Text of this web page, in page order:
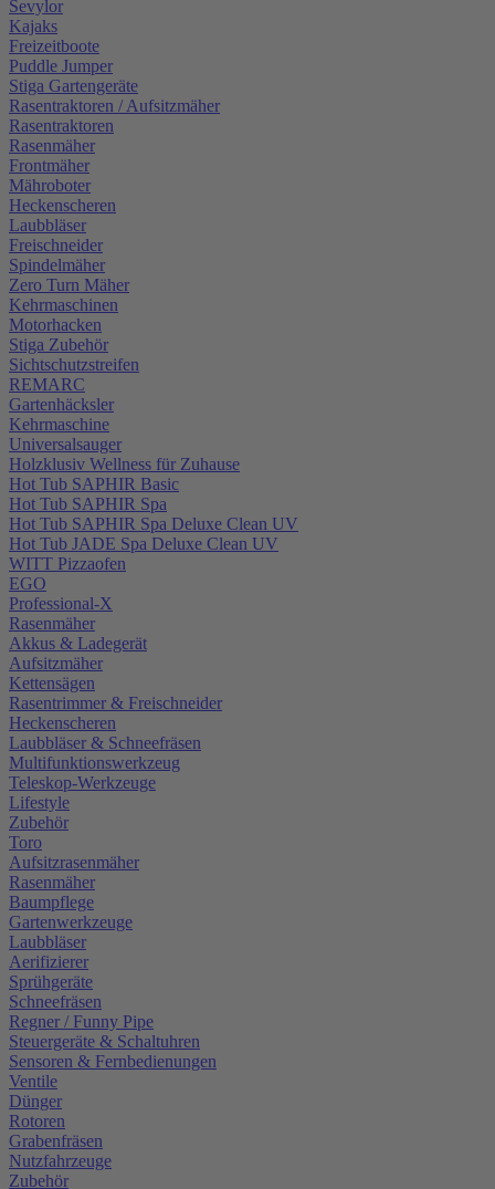
Sevylor
Kajaks
Freizeitboote
Puddle Jumper
Stiga Gartengeräte
Rasentraktoren / Aufsitzmäher
Rasentraktoren
Rasenmäher
Frontmäher
Mähroboter
Heckenscheren
Laubbläser
Freischneider
Spindelmäher
Zero Turn Mäher
Kehrmaschinen
Motorhacken
Stiga Zubehör
Sichtschutzstreifen
REMARC
Gartenhäcksler
Kehrmaschine
Universalsauger
Holzklusiv Wellness für Zuhause
Hot Tub SAPHIR Basic
Hot Tub SAPHIR Spa
Hot Tub SAPHIR Spa Deluxe Clean UV
Hot Tub JADE Spa Deluxe Clean UV
WITT Pizzaofen
EGO
Professional-X
Rasenmäher
Akkus & Ladegerät
Aufsitzmäher
Kettensägen
Rasentrimmer & Freischneider
Heckenscheren
Laubbläser & Schneefräsen
Multifunktionswerkzeug
Teleskop-Werkzeuge
Lifestyle
Zubehör
Toro
Aufsitzrasenmäher
Rasenmäher
Baumpflege
Gartenwerkzeuge
Laubbläser
Aerifizierer
Sprühgeräte
Schneefräsen
Regner / Funny Pipe
Steuergeräte & Schaltuhren
Sensoren & Fernbedienungen
Ventile
Dünger
Rotoren
Grabenfräsen
Nutzfahrzeuge
Zubehör